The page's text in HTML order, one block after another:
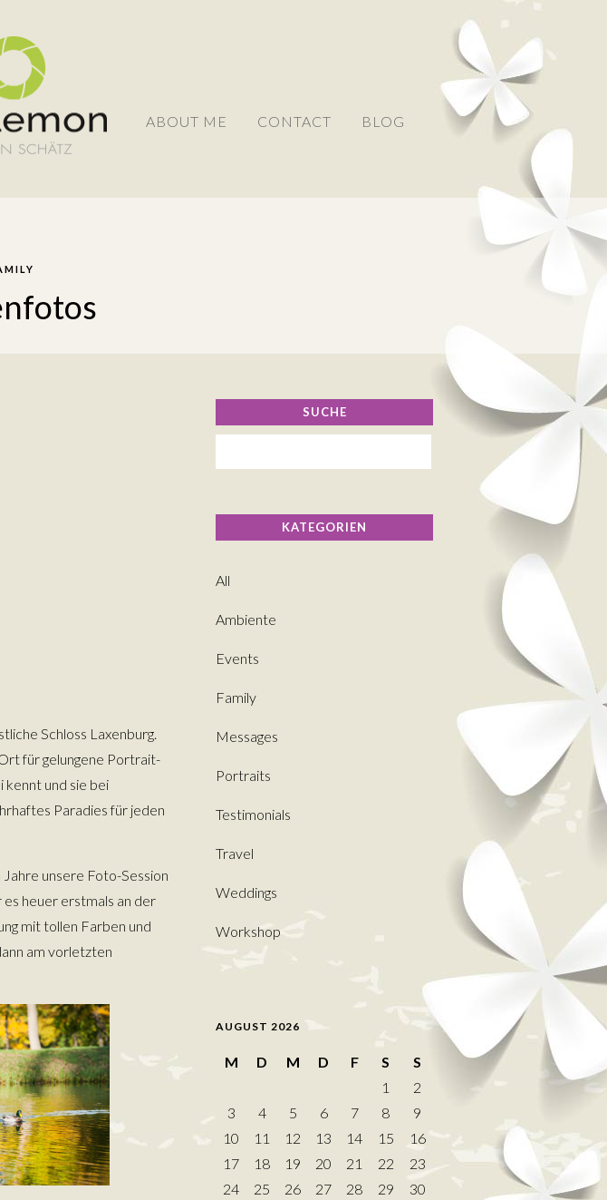
ABOUT ME CONTACT BLOG
Schloss Laxenburg.
für gelungene Portrait-
kennt und sie bei
Paradies für jeden
unsere Foto-Session
es heuer erstmals an der
mit tollen Farben und
am vorletzten
SUCHE
KATEGORIEN
All
Ambiente
Events
Family
Messages
Portraits
Testimonials
Travel
Weddings
Workshop
AUGUST 2026
M D M D F S
S
1
2
3
4 5 6 7 8
9
10
11 12 13 14 15
16
17
18 19 20 21 22
23
24
25 26 27 28 29
30